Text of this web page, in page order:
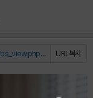
URL복사
https://m.hungryapp.co.kr/bbs/bbs_view.php?durl=Y...